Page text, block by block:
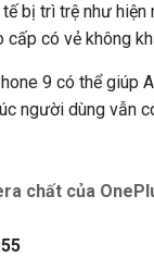
bị trì trệ như
có vẻ không
9 có thể giúp
người dùng vẫn
chất của